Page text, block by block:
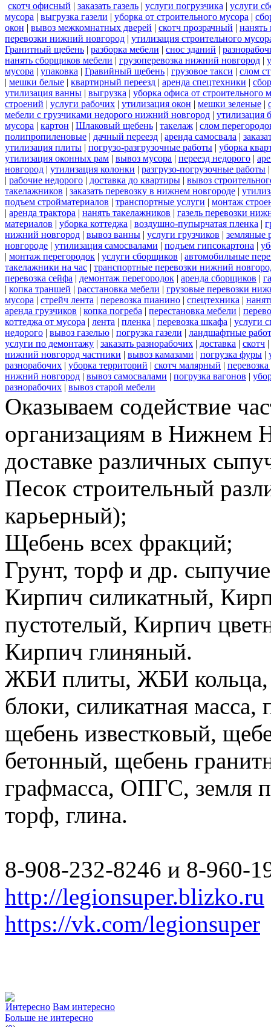
скотч офисный | заказать газель | услуги погрузчика | услуги
мусора | выгрузка газели | уборка от строительного мусора |
окон | вывоз межкомнатных дверей | скотч прозрачный | нанять
перевозки нижний новгород | утилизация строительного
Гранитный щебень | разборка мебели | снос зданий |
нанять сборщиков мебели | грузоперевозка нижний новгород |
мусора | упаковка | Гравийный щебень | грузовое такси | слом
| мешки белые | квартирный переезд | аренда спецтехники |
утилизация ванны | выгрузка | уборка офиса от строительного
строений | услуги рабочих | утилизация окон | мешки зеленые |
мебели с грузчиками недорого нижний новгород | утилизация
мусора | картон | Шлаковый щебень | такелаж | слом
полипропиленовые | дачный переезд | аренда самосвала |
утилизация плиты | погрузо-разгрузочные работы | уборка
утилизация оконных рам | вывоз мусора | переезд недорого |
новгород | утилизация колонки | разгрузо-погрузочные работы
| рабочие недорого | доставка до квартиры | вывоз
такелажников | заказать перевозку в нижнем новгороде |
подъем стройматериалов | транспортные услуги | монтаж
| аренда трактора | нанять такелажников | газель перевозки
материалов | уборка коттеджа | воздушно-пупырчатая пленка |
нижний новгород | вывоз ванны | услуги грузчиков | земляные
новгороде | утилизация самосвалами | подъем гипсокартона |
| монтаж перегородок | услуги сборщиков | автомобильные
такелажники на час | транспортные перевозки нижний
перевозка сейфа | демонтаж перегородок | аренда сборщиков |
| копка траншей | расстановка мебели | грузовые перевозки
мусора | стрейч лента | перевозка пианино | спецтехника |
аренда грузчиков | копка погреба | перестановка мебели |
коттеджа от мусора | лента | пленка | перевозка шкафа | услуги
недорого | вывоз газелью | погрузка газели | ландшафтные
услуги по демонтажу | заказать разнорабочих | доставка | скотч |
нижний новгород частники | вывоз камазами | погрузка фуры |
разнорабочих | уборка территорий | скотч малярный |
нижний новгород | вывоз самосвалами | погрузка вагонов |
разнорабочих | вывоз старой мебели
Оказываем содействие
организациям в Нижнем
доставке различных
Песок строительный
карьерный);
Щебень всех фракций;
Грунт, торф и др.
Кирпич силикатный,
пустотелый, Кирпич
Кирпич глиняный.
ЖБИ плиты, ЖБИ кольца,
блоки, силикатная
щебень известковый,
бетонный, щебень
графмасса, ОПГС, земля
торф, глина.
8-908-232-8246 и 8-960-
http://legionsuper.blizko.ru
https://vk.com/legionsuper
Интересно Вам интересно
Больше не интересно